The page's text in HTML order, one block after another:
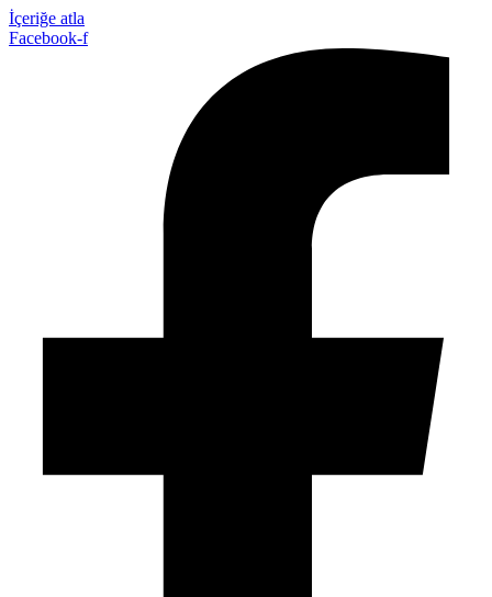
İçeriğe atla
Facebook-f